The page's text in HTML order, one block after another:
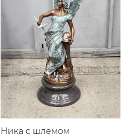
Ника с шлемом